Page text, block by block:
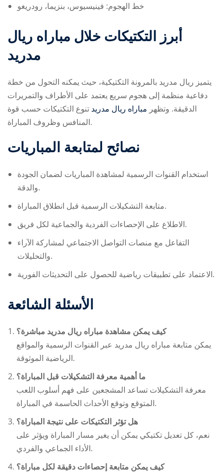
خط الهجوم: فينيسيوس، بنزيما، رودريغو
أبرز التكتيكات خلال مباراه ريال
مدريد
يتميز ريال مدريد بالمرونة التكتيكية، حيث يمكنه التحول من خطة
دفاعية منظمة إلى هجوم سريع يعتمد على الأطراف والتمريرات
الدقيقة. وتظهر مباراه ريال مدريد تنوع التكتيكات حسب قوة
المنافس وظروف المباراة.
نصائح لمتابعة المباريات
استخدام القنوات الرسمية لمشاهدة المباريات لضمان الجودة
والدقة.
متابعة التشكيلات الرسمية قبل انطلاق المباراة.
الاطلاع على الإحصاءات الفردية والجماعية لكل فريق.
التفاعل مع منصات التواصل الاجتماعي لمشاركة الآراء
والتحليلات.
الاعتماد على تطبيقات رياضية للحصول على التحديثات الفورية.
الأسئلة الشائعة
كيف يمكن مشاهدة مباراه ريال مدريد مباشرة؟
يمكن متابعة مباراه ريال مدريد عبر القنوات الرسمية والمواقع
الرياضية الموثوقة.
ما أهمية معرفة التشكيلات قبل المباراة؟
معرفة التشكيلات تساعد المشجعين على فهم أسلوب اللعب
المتوقع وتوقع الأحداث الحاسمة في المباراة.
هل تؤثر التكتيكات على نتيجة المباراة؟
نعم، كل تعديل تكتيكي يمكن أن يغير مسار المباراة ويؤثر على
الأداء الجماعي والفردي.
كيف يمكن متابعة إحصاءات دقيقة لكل مباراة؟